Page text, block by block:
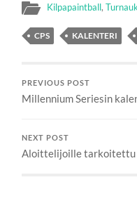
Kilpapaintball,
CPS KALENTERI
PREVIOUS POST
Millennium Seriesin
NEXT POST
Aloittelijoille tarkoitettu